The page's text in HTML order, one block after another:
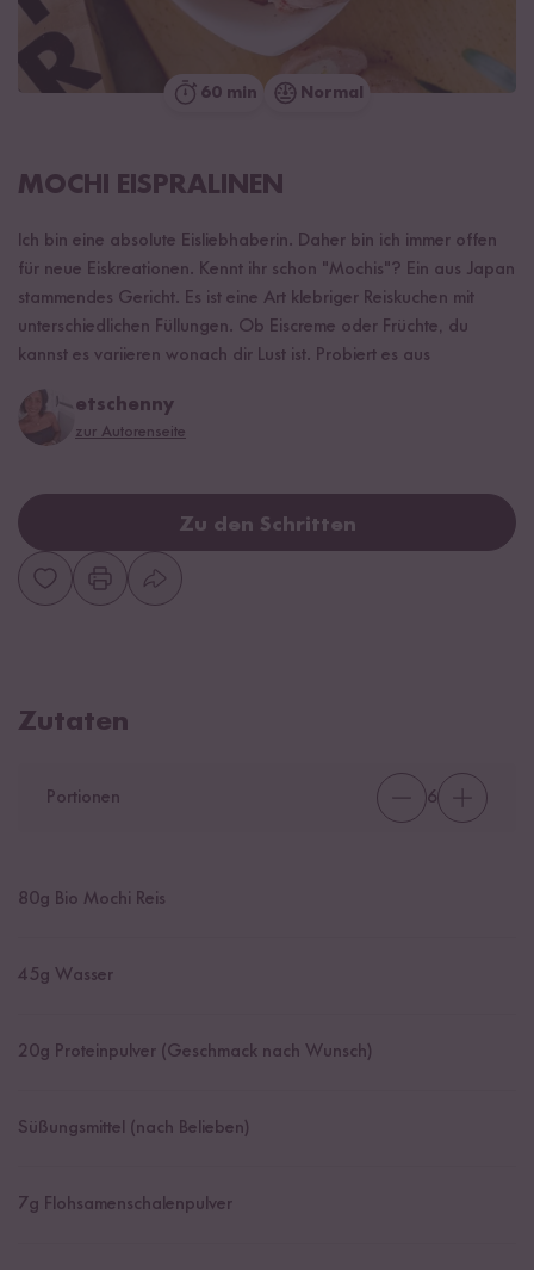
60 min Normal
MOCHI EISPRALINEN
Ich bin eine absolute Eisliebhaberin. Daher bin ich immer offen
für neue Eiskreationen. Kennt ihr schon "Mochis"? Ein aus Japan
stammendes Gericht. Es ist eine Art klebriger Reiskuchen mit
unterschiedlichen Füllungen. Ob Eiscreme oder Früchte, du
kannst es variieren wonach dir Lust ist. Probiert es aus
etschenny
zur Autorenseite
Zu den Schritten
Zutaten
Portionen 6
80g Bio Mochi Reis
45g Wasser
20g Proteinpulver (Geschmack nach Wunsch)
Süßungsmittel (nach Belieben)
7g Flohsamenschalenpulver